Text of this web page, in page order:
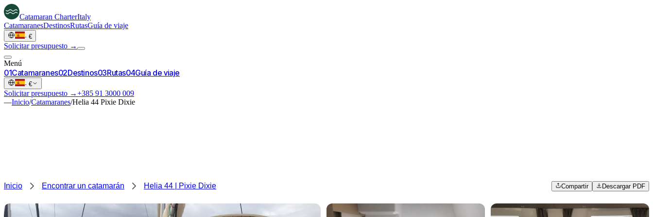
Catamaran CharterItaly
CatamaranesDestinosRutasGuía de viaje
· €
Solicitar presupuesto →
Menú
01Catamaranes02Destinos03Rutas04Guía de viaje
· €
Solicitar presupuesto →+385 91 3000 009
—Inicio/Catamaranes/Helia 44 Pixie Dixie
Inicio Encontrar un catamarán Helia 44 | Pixie Dixie Compartir Descargar PDF